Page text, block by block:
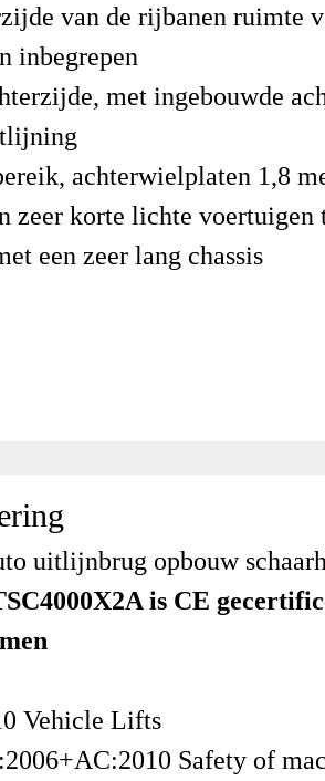
van de rijbanen ruimte
inbegrepen
met ingebouwde
achterwielplaten 1,8
zeer korte lichte voertuigen
een zeer lang chassis
uitlijnbrug opbouw
is CE
Vehicle Lifts
Safety of